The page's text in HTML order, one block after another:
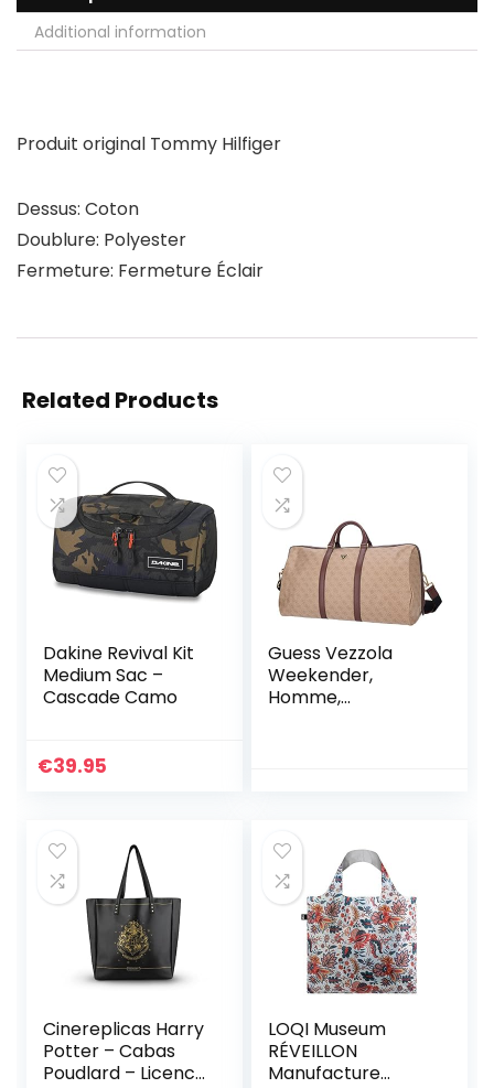
Additional information
Produit original Tommy Hilfiger
Dessus: Coton
Doublure: Polyester
Fermeture: Fermeture Éclair
Related Products
Dakine Revival Kit
Medium Sac –
Cascade Camo
€39.95
Guess Vezzola
Weekender,
Homme,
Cinereplicas Harry
Potter – Cabas
Poudlard – Licence
LOQI Museum
RÉVEILLON
Manufacture